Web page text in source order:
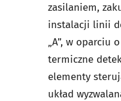
zasilaniem,
instalacji linii
„A”, w oparciu
termiczne
elementy
układ